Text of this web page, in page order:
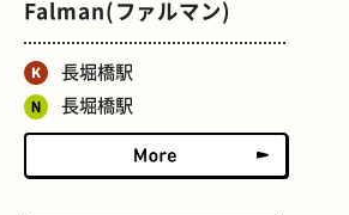
Falman(ファルマン)
長堀橋駅
長堀橋駅